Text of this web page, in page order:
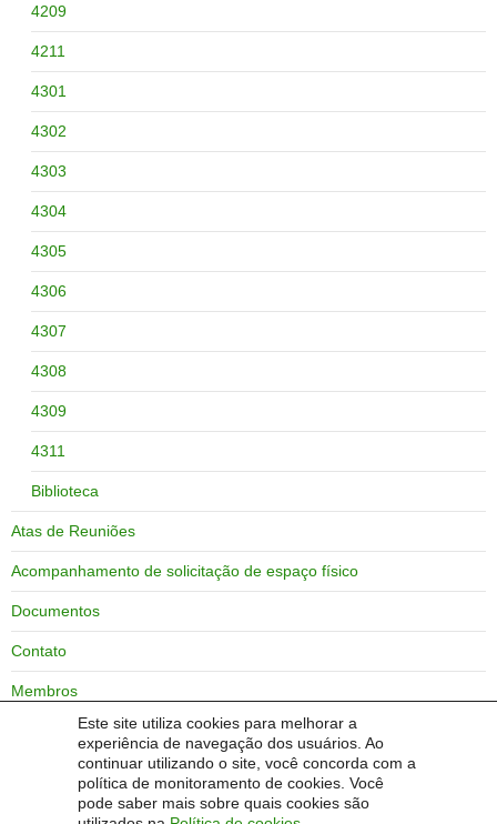
Este site utiliza cookies para melhorar a
experiência de navegação dos usuários. Ao
continuar utilizando o site, você concorda com a
política de monitoramento de cookies. Você
pode saber mais sobre quais cookies são
4209
4211
4301
4302
4303
4304
4305
4306
4307
4308
4309
4311
Biblioteca
Atas de Reuniões
Acompanhamento de solicitação de espaço físico
Documentos
Contato
Membros
Zoneamento do campus Bagé
Coordenadoria de obras
Antiga COEF (2015)